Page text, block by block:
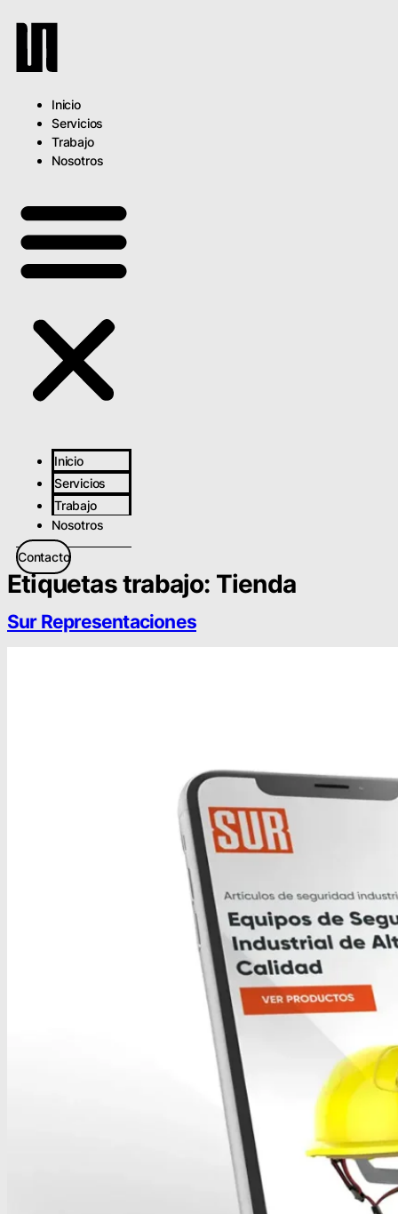
contenido
Inicio
Servicios
Trabajo
Nosotros
Inicio
Servicios
Trabajo
Nosotros
Contacto
Etiquetas trabajo: Tienda
Sur Representaciones